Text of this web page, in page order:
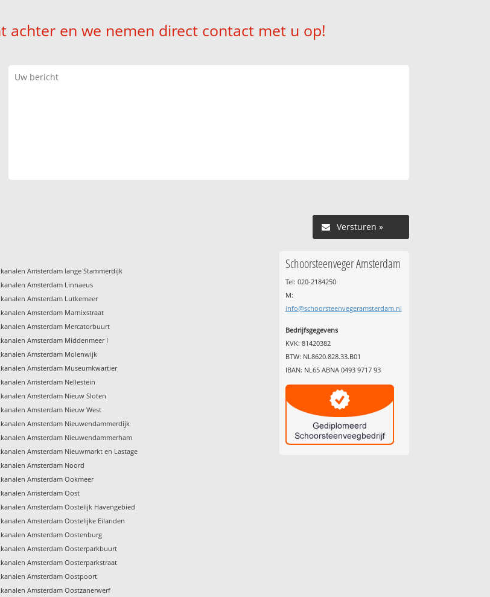
achter en we nemen direct contact met u op!
Versturen »
Amsterdam lange Stammerdijk
Amsterdam Linnaeus
Amsterdam Lutkemeer
Amsterdam Marnixstraat
Amsterdam Mercatorbuurt
Amsterdam Middenmeer I
Amsterdam Molenwijk
Amsterdam Museumkwartier
Amsterdam Nellestein
Amsterdam Nieuw Sloten
Amsterdam Nieuw West
Amsterdam Nieuwendammerdijk
Amsterdam Nieuwendammerham
Amsterdam Nieuwmarkt en Lastage
Amsterdam Noord
Amsterdam Ookmeer
Amsterdam Oost
Amsterdam Oostelijk Havengebied
Amsterdam Oostelijke Eilanden
Amsterdam Oostenburg
Amsterdam Oosterparkbuurt
Amsterdam Oosterparkstraat
Amsterdam Oostpoort
Amsterdam Oostzanerwerf
Schoorsteenveger Amsterdam
Tel: 020-2184250
M:
info@schoorsteenvegeramsterdam.nl
Bedrijfsgegevens
KVK: 81420382
BTW: NL8620.828.33.B01
IBAN: NL65 ABNA 0493 9717 93